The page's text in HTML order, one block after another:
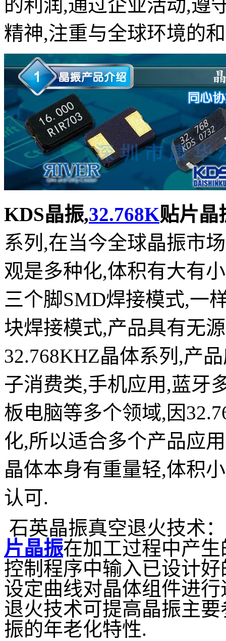
的利润 ,通过企业活动,遵
精神,注重与全球环境的
KDS晶振,32.768K贴片晶
系列,在当今全球晶振市
观是多种化,体积有大有
三个脚SMD焊接模式,一
块焊接模式,产品具有无
32.768KHZ晶体系列,产
子消费类,手机应用,蓝牙
板电脑等多个领域,因
化,所以适合多个产品应
晶体本身有重量轻,体积
认可.
石英晶振真空退火技术
片晶振在加工过程中产
控制程序中输入已设计
设定曲线对晶体组件进行
退火技术可提高晶振主
振的年老化特性.